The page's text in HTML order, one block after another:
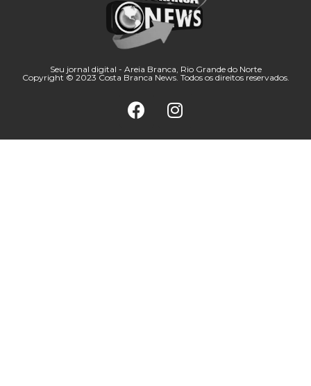
Seu jornal digital - Areia Branca, Rio Grande do Norte
Copyright © 2023 Costa Branca News. Todos os direitos reservados.